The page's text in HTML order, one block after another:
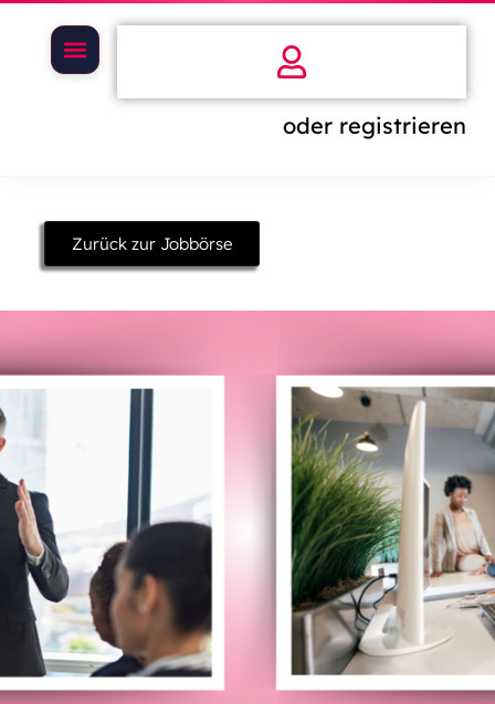
oder registrieren
Zurück zur Jobbörse